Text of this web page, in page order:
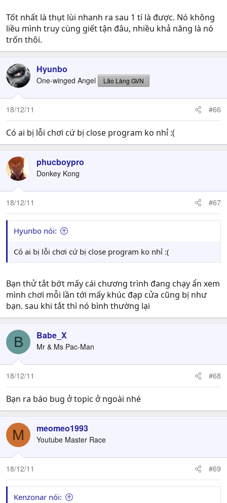
Túm lại melee trong 7554 là 1 nghệ thuật, bạn nào
hardcore thì tập không thì cứ chơi 'dễ' mà rambo đi càn
Tốt nhất là thụt lùi nhanh ra sau 1 tí là được. Nó không
liều mình truy cùng giết tận đâu, nhiều khả năng là nó
trốn thôi.
Hyunbo
One-winged Angel Lão Làng GVN
18/12/11 #66
Có ai bị lỗi chơi cứ bị close program ko nhỉ :(
phucboypro
Donkey Kong
18/12/11 #67
Hyunbo nói:
Có ai bị lỗi chơi cứ bị close program ko nhỉ :(
Bạn thử tắt bớt mấy cái chương trình đang chạy ẩn xem
mình chơi mỗi lần tới mấy khúc đạp cửa cũng bị như
bạn. sau khi tắt thì nó bình thường lại
B Babe_X
Mr & Ms Pac-Man
18/12/11 #68
Bạn ra báo bug ở topic ở ngoài nhé
M meomeo1993
Youtube Master Race
18/12/11 #69
Kenzonar nói: